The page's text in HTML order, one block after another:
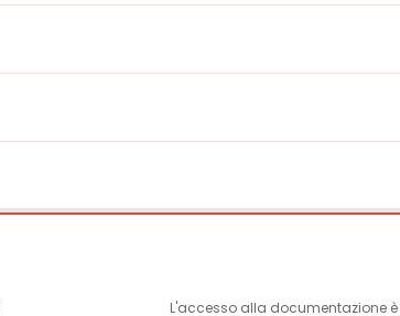
L'accesso alla documentazione è